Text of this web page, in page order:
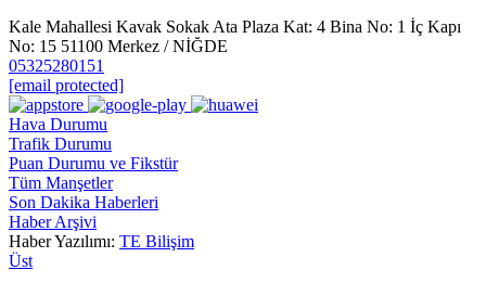
Kale Mahallesi Kavak Sokak Ata Plaza Kat: 4 Bina No: 1 İç Kapı
No: 15 51100 Merkez / NİĞDE
05325280151
[email protected]
Hava Durumu
Trafik Durumu
Puan Durumu ve Fikstür
Tüm Manşetler
Son Dakika Haberleri
Haber Arşivi
Haber Yazılımı: TE Bilişim
Üst